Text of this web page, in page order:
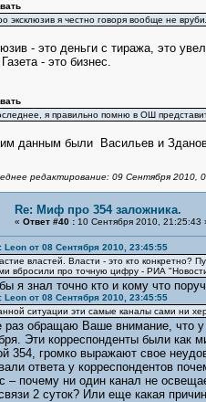
эксклюзив я честно говоря вообще не
- это деньги с тиража, это
- это бизнес.
я правильно помню в ОШ
данным были Васильев и
редактирование: 09 Сентября 2010,
Re: Миф про 354 заложника.
« Ответ #40 :10 Сентября 2010, 21:25:43
Leon от 08 Сентября 2010, 23:45:55
властей. Власти - это кто конкретно?
вбросили про точную цифру - РИА
я знал точно кто и кому что
Leon от 08 Сентября 2010, 23:45:55
ситуации эти самые каналы сами ни
обращаю Ваше внимание, что у
Эти корреспонденты были как
354, громко выражают свое
ответа у корреспондентов
– почему ни один канал не
2 суток? Или еще какая